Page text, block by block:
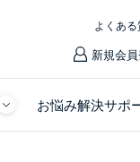
よくある
新規会
お悩み解決サポ